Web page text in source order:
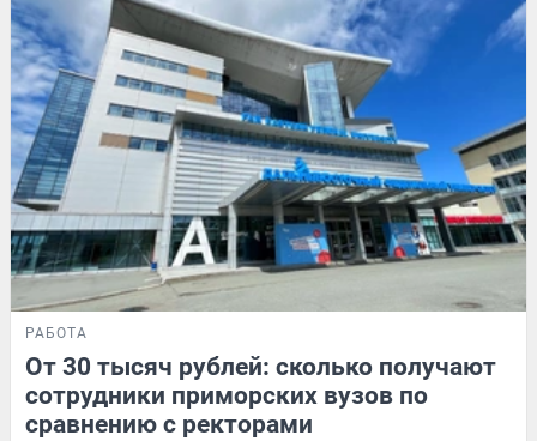
РАБОТА
От 30 тысяч рублей: сколько получают
сотрудники приморских вузов по
сравнению с ректорами